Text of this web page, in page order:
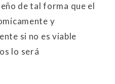
de tal forma que el
y
si no es viable
lo será